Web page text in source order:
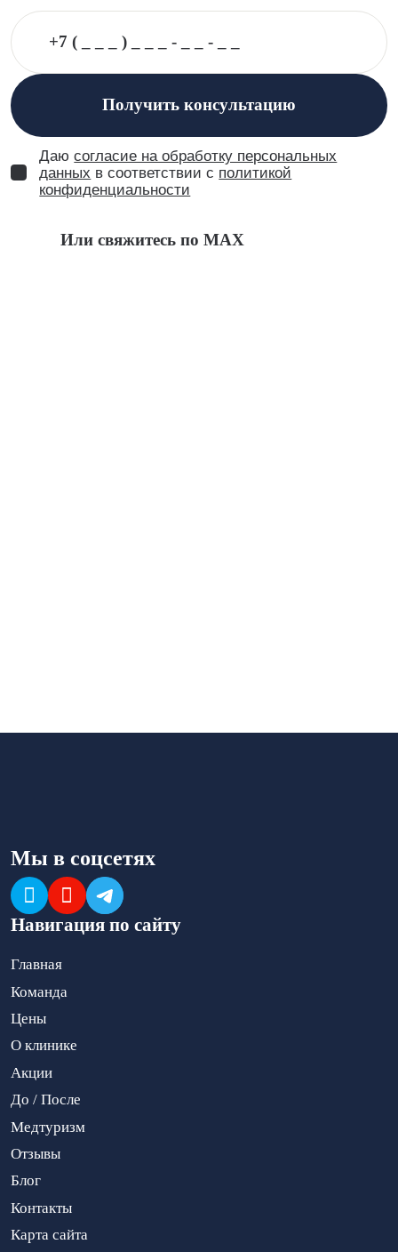
Получить консультацию
Даюсогласие на обработку персональных
данных в соответствии с политикой
конфиденциальности
Или свяжитесь по MAX
Мы в соцсетях
Навигация по сайту
Главная
Команда
Цены
О клинике
Акции
До / После
Медтуризм
Отзывы
Блог
Контакты
Карта сайта